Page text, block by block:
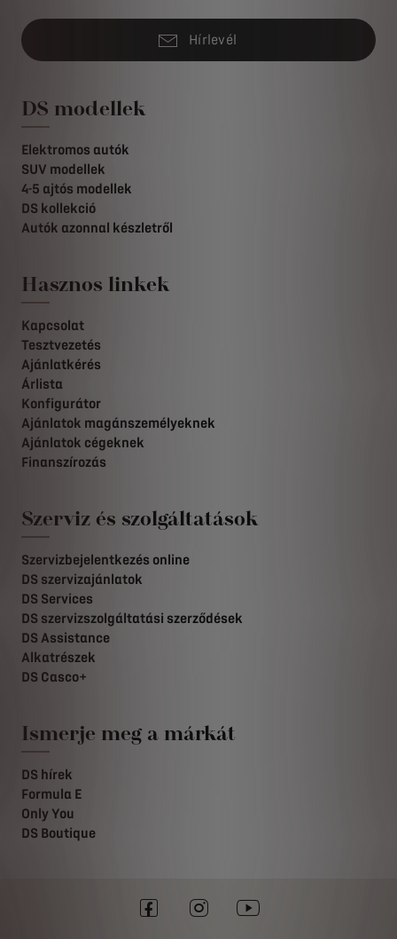
Hírlevél
DS modellek
Elektromos autók
SUV modellek
4-5 ajtós modellek
DS kollekció
Autók azonnal készletről
Hasznos linkek
Kapcsolat
Tesztvezetés
Ajánlatkérés
Árlista
Konfigurátor
Ajánlatok magánszemélyeknek
Ajánlatok cégeknek
Finanszírozás
Szerviz és szolgáltatások
Szervizbejelentkezés online
DS szervizajánlatok
DS Services
DS szervizszolgáltatási szerződések
DS Assistance
Alkatrészek
DS Casco+
Ismerje meg a márkát
DS hírek
Formula E
Only You
DS Boutique